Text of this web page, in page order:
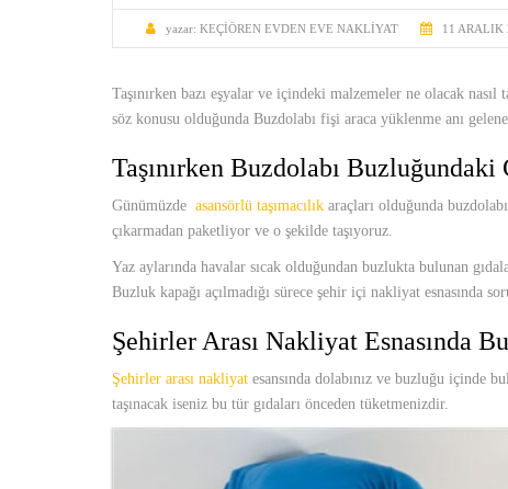
yazar: KEÇIÖREN EVDEN EVE NAKLIYAT 11 ARALIK
Taşınırken bazı eşyalar ve içindeki malzemeler ne olacak
söz konusu olduğunda Buzdolabı fişi araca yüklenme anı
Taşınırken Buzdolabı
Günümüzde asansörlü taşımacılık araçları olduğunda
çıkarmadan paketliyor ve o şekilde taşıyoruz.
Yaz aylarında havalar sıcak olduğundan buzlukta bulunan
Buzluk kapağı açılmadığı sürece şehir içi nakliyat esnasında
Şehirler Arası Nakliyat Esnasında
Şehirler arası nakliyat esansında dolabınız ve buzluğu içinde
taşınacak iseniz bu tür gıdaları önceden tüketmenizdir.